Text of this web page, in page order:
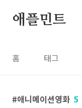
애플민트
홈 태그
애니메이션영화 5